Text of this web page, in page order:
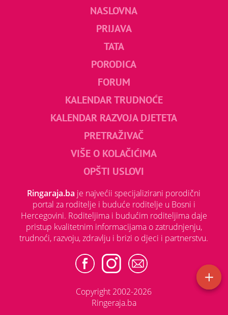
NASLOVNA
PRIJAVA
TATA
PORODICA
FORUM
KALENDAR TRUDNOĆE
KALENDAR RAZVOJA DJETETA
PRETRAŽIVAČ
VIŠE O KOLAČIĆIMA
OPŠTI USLOVI
Ringaraja.ba je najvećii specijalizirani porodični
portal za roditelje i buduće roditelje u Bosni i
Hercegovini. Roditeljima i budućim roditeljima daje
pristup kvalitetnim informacijama o zatrudnjenju,
trudnoći, razvoju, zdravlju i brizi o djeci i partnerstvu.
Copyright 2002-2026
Ringeraja.ba